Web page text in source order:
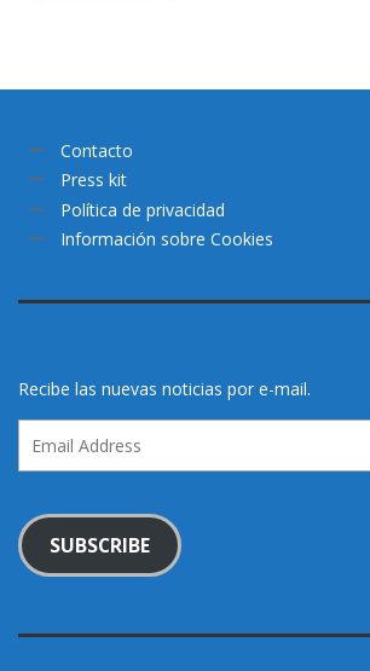
Contacto
Press kit
Política de privacidad
Información sobre Cookies
Recibe las nuevas noticias por e-mail.
Address
SUBSCRIBE